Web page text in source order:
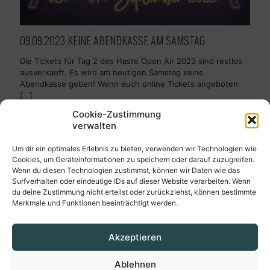
Cookie-Zustimmung
verwalten
Um dir ein optimales Erlebnis zu bieten, verwenden wir Technologien wie
Cookies, um Geräteinformationen zu speichern oder darauf zuzugreifen.
Wenn du diesen Technologien zustimmst, können wir Daten wie das
Surfverhalten oder eindeutige IDs auf dieser Website verarbeiten. Wenn
du deine Zustimmung nicht erteilst oder zurückziehst, können bestimmte
Merkmale und Funktionen beeinträchtigt werden.
Akzeptieren
Ablehnen
09.09.2023 KEINE ABENDKASSE AM SAMSTAG
Die Tickets für Tag 2 des Haste Open Air 2023 sind restlos
ausverkauft. Es wird am heutigen Samstag keine
Abendkasse geben! Wenn euch online Tickets angeboten
[…]
Prev page 1 2 3 Next page
© 2026 HasteOpenAir